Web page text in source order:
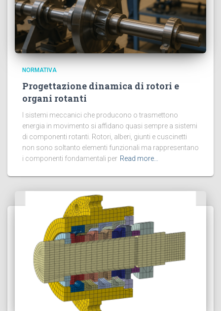
NORMATIVA
Progettazione dinamica di rotori e
organi rotanti
I sistemi meccanici che producono o trasmettono
energia in movimento si affidano quasi sempre a sistemi
di componenti rotanti. Rotori, alberi, giunti e cuscinetti
non sono soltanto elementi funzionali ma rappresentano
i componenti fondamentali per Read more…